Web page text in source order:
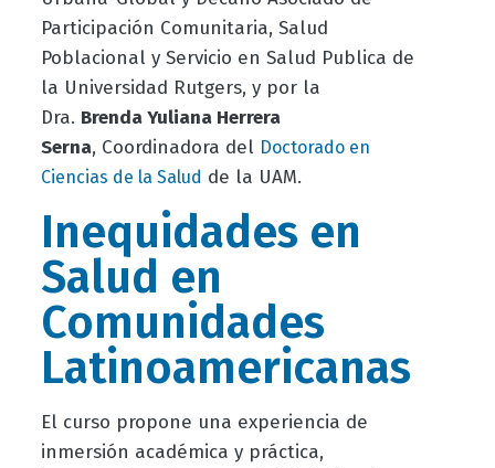
Participación Comunitaria, Salud
Poblacional y Servicio en Salud Publica de
la Universidad Rutgers, y por la
Dra. Brenda Yuliana Herrera
Serna, Coordinadora del Doctorado en
Ciencias de la Salud de la UAM.
Inequidades en
Salud en
Comunidades
Latinoamericanas
El curso propone una experiencia de
inmersión académica y práctica,